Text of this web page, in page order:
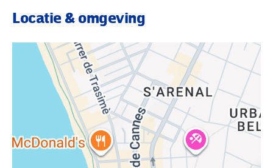
Een verblijf is mogelijk op basis van logies of logies &
ontbijt. De gasten kunnen zelf hun ontbijt aan een buffet
samenstellen.
zijn ca. 14 m² groot en beschikken over een
Locatie & omgeving